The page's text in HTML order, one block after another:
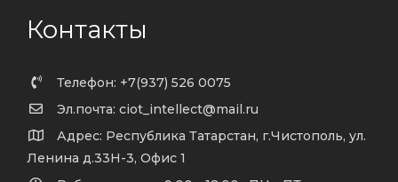
Контакты
Телефон: +7(937) 526 0075
Эл.почта: ciot_intellect@mail.ru
Адрес: Республика Татарстан, г.Чистополь, ул.
Ленина д.33Н-3, Офис 1